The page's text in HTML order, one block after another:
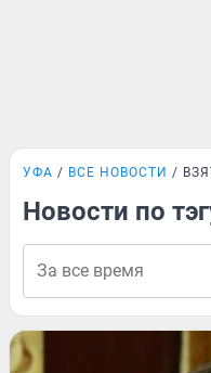
УФА ВСЕ НОВОСТИ
Новости по